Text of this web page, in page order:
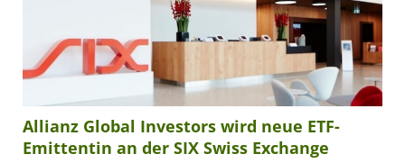
Allianz Global Investors wird neue ETF-
Emittentin an der SIX Swiss Exchange